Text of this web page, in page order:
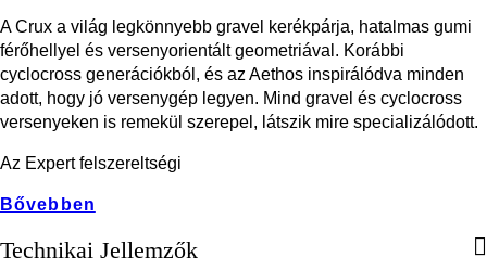
A Crux a világ legkönnyebb gravel kerékpárja, hatalmas gumi
férőhellyel és versenyorientált geometriával. Korábbi
cyclocross generációkból, és az Aethos inspirálódva minden
adott, hogy jó versenygép legyen. Mind gravel és cyclocross
versenyeken is remekül szerepel, látszik mire specializálódott.
Az Expert felszereltségi
Bővebben
Technikai Jellemzők